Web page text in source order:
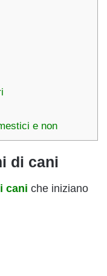
e non
di cani
cani che iniziano